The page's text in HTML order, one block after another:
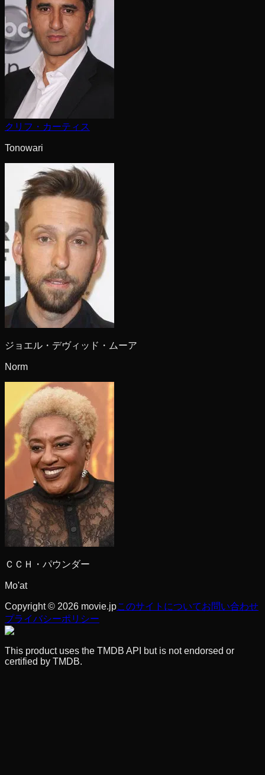
クリフ・カーティス
Tonowari
ジョエル・デヴィッド・ムーア
Norm
ＣＣＨ・パウンダー
Mo'at
Copyright © 2026 movie.jpこのサイトについてお問い合わせ
プライバシーポリシー
This product uses the TMDB API but is not endorsed or
certified by TMDB.